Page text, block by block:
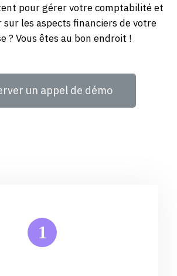
pour gérer votre comptabilité et
sur les aspects financiers de votre
? Vous êtes au bon endroit !
un appel de démo
1